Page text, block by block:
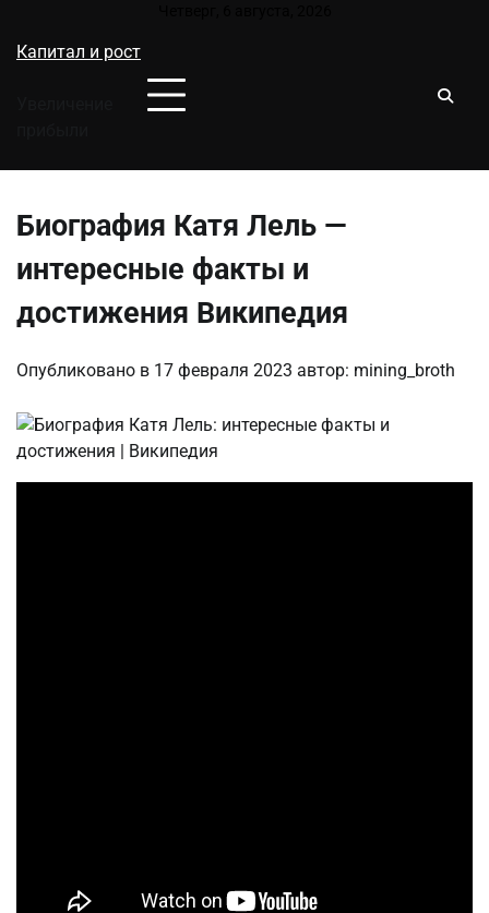
содержимому
Капитал и рост
Биография Катя Лель —
интересные факты и
достижения Википедия
Опубликовано в 17 февраля 2023 автор: mining_broth